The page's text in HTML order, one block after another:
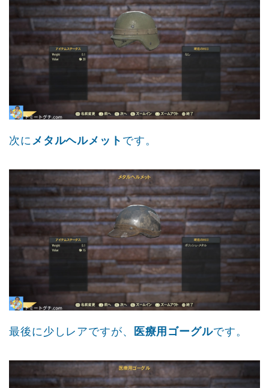
次にメタルヘルメット です。
最後に少しレアですが、 医療用ゴーグルです。